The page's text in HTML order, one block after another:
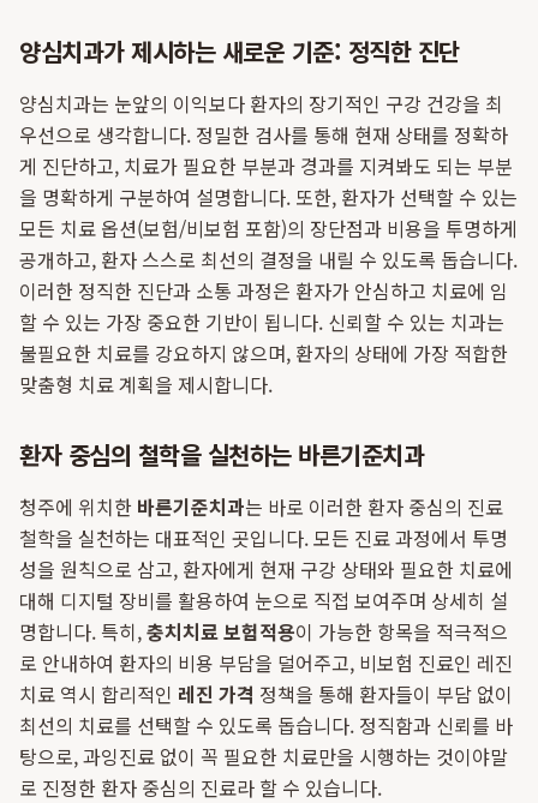
양심치과가 제시하는 새로운 기준: 정직한 진단
양심치과는 눈앞의 이익보다 환자의 장기적인 구강 건강을 최
우선으로 생각합니다. 정밀한 검사를 통해 현재 상태를 정확하
게 진단하고, 치료가 필요한 부분과 경과를 지켜봐도 되는 부분
을 명확하게 구분하여 설명합니다. 또한, 환자가 선택할 수 있는
모든 치료 옵션(보험/비보험 포함)의 장단점과 비용을 투명하게
공개하고, 환자 스스로 최선의 결정을 내릴 수 있도록 돕습니다.
이러한 정직한 진단과 소통 과정은 환자가 안심하고 치료에 임
할 수 있는 가장 중요한 기반이 됩니다. 신뢰할 수 있는 치과는
불필요한 치료를 강요하지 않으며, 환자의 상태에 가장 적합한
맞춤형 치료 계획을 제시합니다.
환자 중심의 철학을 실천하는 바른기준치과
청주에 위치한 바른기준치과는 바로 이러한 환자 중심의 진료
철학을 실천하는 대표적인 곳입니다. 모든 진료 과정에서 투명
성을 원칙으로 삼고, 환자에게 현재 구강 상태와 필요한 치료에
대해 디지털 장비를 활용하여 눈으로 직접 보여주며 상세히 설
명합니다. 특히,충치치료 보험적용이 가능한 항목을 적극적으
로 안내하여 환자의 비용 부담을 덜어주고, 비보험 진료인 레진
치료 역시 합리적인 레진 가격 정책을 통해 환자들이 부담 없이
최선의 치료를 선택할 수 있도록 돕습니다. 정직함과 신뢰를 바
탕으로, 과잉진료 없이 꼭 필요한 치료만을 시행하는 것이야말
로 진정한 환자 중심의 진료라 할 수 있습니다.